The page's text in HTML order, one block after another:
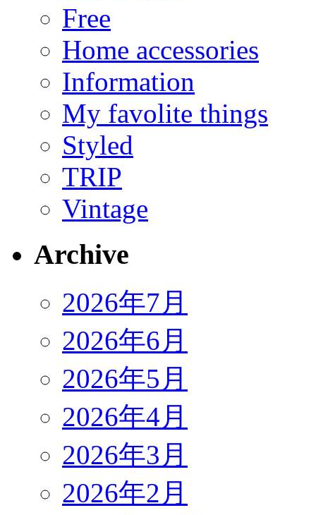
Free
Home accessories
Information
My favolite things
Styled
TRIP
Vintage
Archive
2026年7月
2026年6月
2026年5月
2026年4月
2026年3月
2026年2月